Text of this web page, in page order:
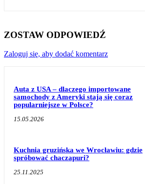
ZOSTAW ODPOWIEDŹ
Zaloguj się, aby dodać komentarz
Auta z USA – dlaczego importowane
samochody z Ameryki stają się coraz
popularniejsze w Polsce?
15.05.2026
Kuchnia gruzińska we Wrocławiu: gdzie
spróbować chaczapuri?
25.11.2025